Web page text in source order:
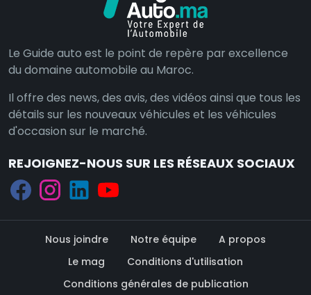
Le Guide auto est le point de repère par excellence
du domaine automobile au Maroc.
Il offre des news, des avis, des vidéos ainsi que tous les
détails sur les nouveaux véhicules et les véhicules
d'occasion sur le marché.
REJOIGNEZ-NOUS SUR LES RÉSEAUX SOCIAUX
Nous joindre Notre équipe
A propos
Le mag
Conditions d'utilisation
Conditions générales de publication